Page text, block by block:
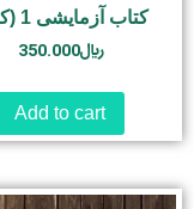
کتاب آزمایشی 1 (کپی)
﷼350.000
Add to cart